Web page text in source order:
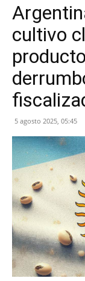
cultivo
5 agosto 2025, 05:45